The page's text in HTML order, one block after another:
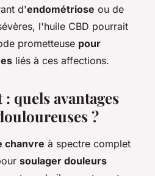
d'endométriose ou de
l'huile CBD pourrait
prometteuse pour
liés à ces affections.
quels avantages
?
chanvre à spectre complet
soulager douleurs